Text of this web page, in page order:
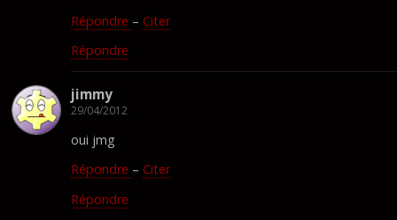
Répondre – Citer
Répondre
jimmy
29/04/2012
oui jmg
Répondre – Citer
Répondre